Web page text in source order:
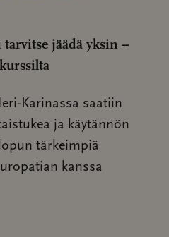
jäädä yksin –
Karinassa saatiin
ja käytännön
tärkeimpiä
kanssa